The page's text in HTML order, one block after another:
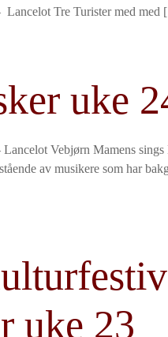
Tre Turister med
uke
Vebjørn Mamens
av musikere som har
uke 23